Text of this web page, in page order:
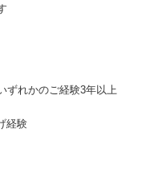
ずれかのご経験3年以上
経験